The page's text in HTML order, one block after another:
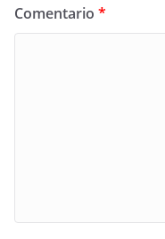
Comentario *